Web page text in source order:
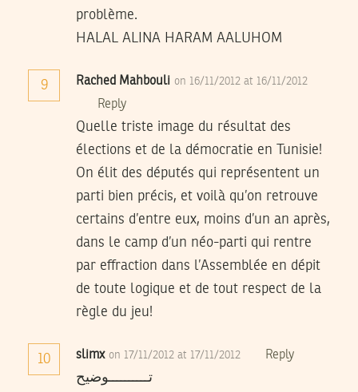
problème.
HALAL ALINA HARAM AALUHOM
9 Rached Mahbouli on 16/11/2012 at 16/11/2012
Reply
Quelle triste image du résultat des
élections et de la démocratie en Tunisie!
On élit des députés qui représentent un
parti bien précis, et voilà qu’on retrouve
certains d’entre eux, moins d’un an après,
dans le camp d’un néo-parti qui rentre
par effraction dans l’Assemblée en dépit
de toute logique et de tout respect de la
règle du jeu!
10 slimx on 17/11/2012 at 17/11/2012 Reply
تــــــــــوضيح